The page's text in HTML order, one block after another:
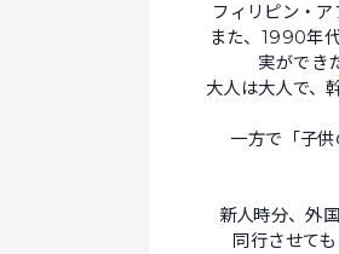
フィリピン・
また、1990年
実ができ
大人は大人で、
一方で「子
新人時分、外
同行させて